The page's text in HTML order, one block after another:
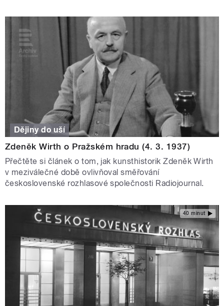
Dějiny do uší
Zdeněk Wirth o Pražském hradu (4. 3. 1937)
Přečtěte si článek o tom, jak kunsthistorik Zdeněk Wirth
v meziválečné době ovlivňoval směřování
československé rozhlasové společnosti Radiojournal.
40 minut